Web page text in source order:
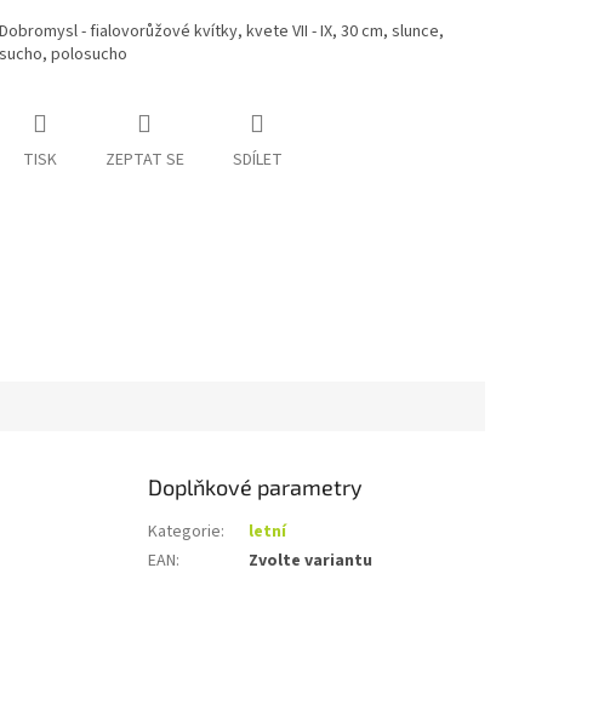
Dobromysl - fialovorůžové kvítky, kvete VII - IX, 30 cm, slunce,
sucho, polosucho
TISK ZEPTAT SE SDÍLET
Doplňkové parametry
Kategorie:
letní
EAN: Zvolte variantu